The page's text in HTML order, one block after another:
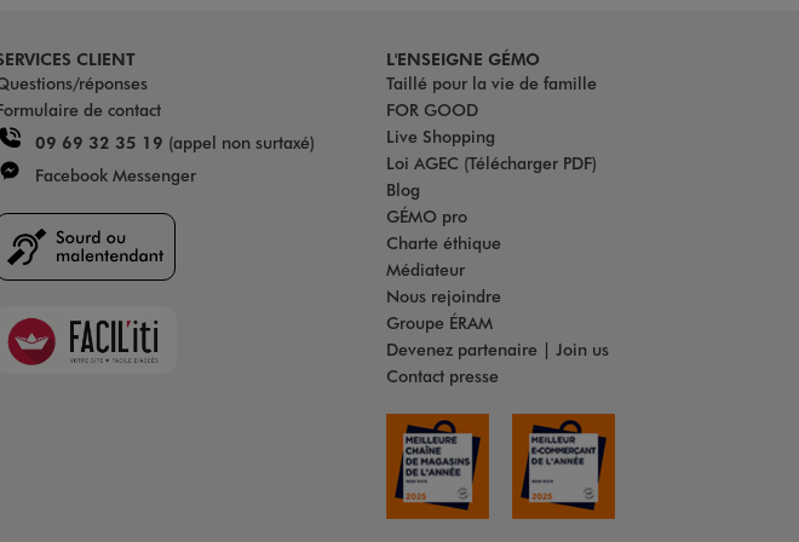
CLIENT
réponses
de contact
09 69 32 35 19 (appel non surtaxé)
Facebook Messenger
Faciliti
L'ENSEIGNE GÉMO
Taillé pour la vie de famille
FOR GOOD
Live Shopping
Loi AGEC (Télécharger PDF)
Blog
GÉMO pro
Charte éthique
Médiateur
Nous rejoindre
Groupe ÉRAM
Devenez partenaire | Join us
Contact presse